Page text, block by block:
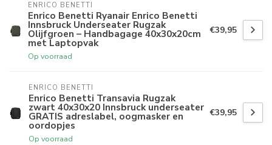
ENRICO BENETTI
Enrico Benetti Ryanair Enrico Benetti
Innsbruck Underseater Rugzak
Olijfgroen – Handbagage 40x30x20cm
met Laptopvak
Op voorraad
€39,95
ENRICO BENETTI
Enrico Benetti Transavia Rugzak
zwart 40x30x20 Innsbruck underseater
GRATIS adreslabel, oogmasker en
oordopjes
Op voorraad
€39,95